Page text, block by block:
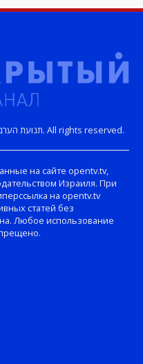
Copyright © Открытый телеканал. תנועת הערבות. All rights reserved.
на сайте opentv.tv,
Израиля. При
на opentv.tv
статей без
Любое использование